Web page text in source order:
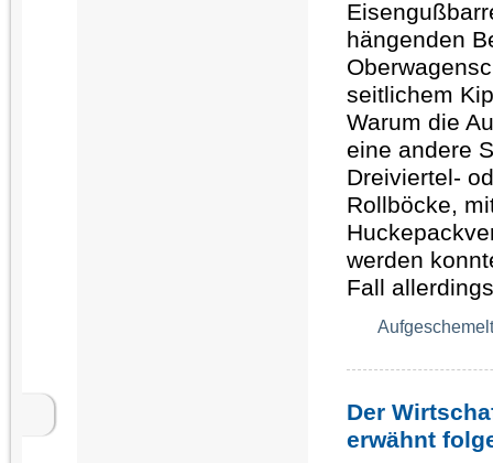
hängenden
seitlichem
Warum die
eine andere
Dreiviertel-
Rollböcke,
werden
Fall
Der
erwähnt